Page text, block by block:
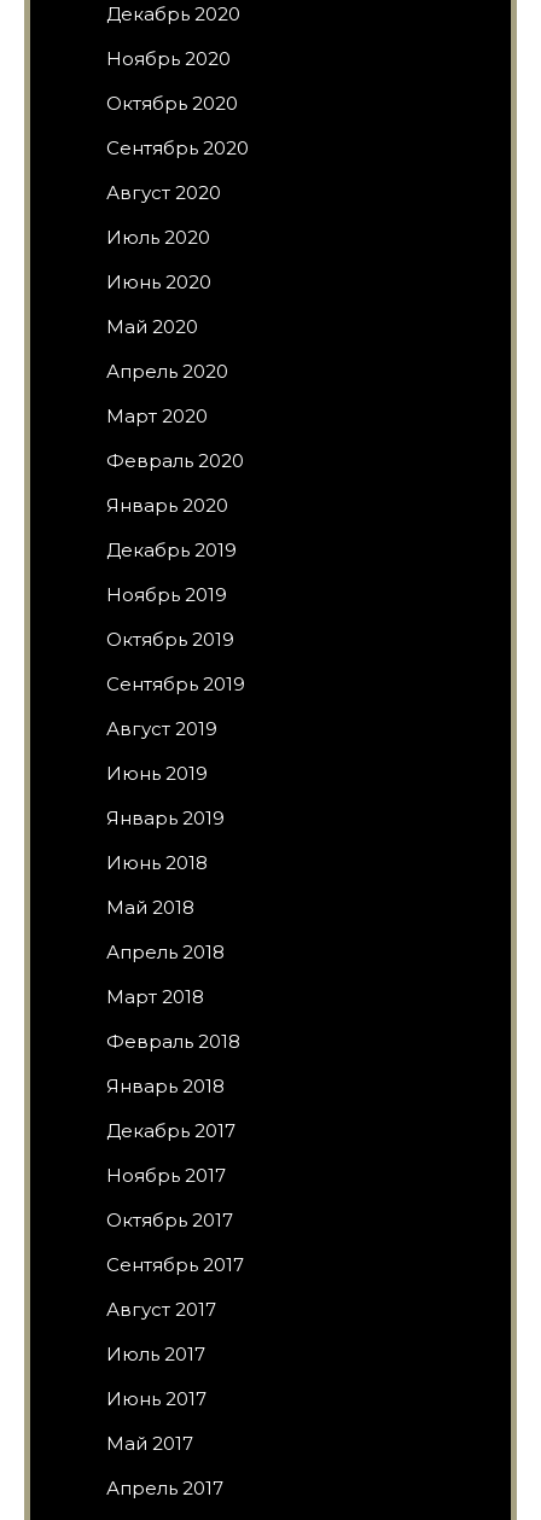
Декабрь 2020
Ноябрь 2020
Октябрь 2020
Сентябрь 2020
Август 2020
Июль 2020
Июнь 2020
Май 2020
Апрель 2020
Март 2020
Февраль 2020
Январь 2020
Декабрь 2019
Ноябрь 2019
Октябрь 2019
Сентябрь 2019
Август 2019
Июнь 2019
Январь 2019
Июнь 2018
Май 2018
Апрель 2018
Март 2018
Февраль 2018
Январь 2018
Декабрь 2017
Ноябрь 2017
Октябрь 2017
Сентябрь 2017
Август 2017
Июль 2017
Июнь 2017
Май 2017
Апрель 2017